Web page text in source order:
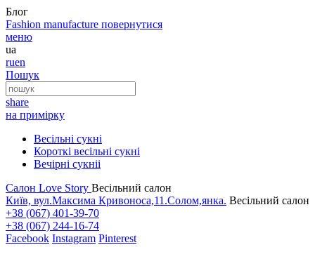
Блог
Fashion manufacture повернутися
меню
ua
ruen
Пошук
share
на примірку
Весільні сукні
Короткі весільні сукні
Вечірні сукніі
Салон Love Story Весільний салон
Київ, вул.Максима Кривоноса,11.Солом,янка. Весільний салон
+38 (067) 401-39-70
+38 (067) 244-16-74
Facebook Instagram Pinterest